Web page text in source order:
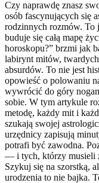
Czy naprawdę znasz
osób fascynujących się
rodzinnych rozmów.
buduje się całą mapę
horoskopu?” brzmi jak
labirynt mitów,
absurdów. To nie jest
opowieść o polowaniu
wywrócić do góry
sobie. W tym artykule
metodę, każdy mit i
szukają swojej
urzędnicy zapisują
potrafi być zawodna.
— i tych, którzy musieli
Szykuj się na szorstką,
urodzenia to nie bajka.